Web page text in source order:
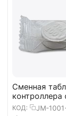
Сменная
контроллера
протечек
КОД: JM-